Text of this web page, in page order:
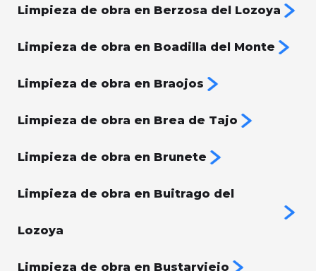
Limpieza de obra en Berzosa del Lozoya
Limpieza de obra en Boadilla del Monte
Limpieza de obra en Braojos
Limpieza de obra en Brea de Tajo
Limpieza de obra en Brunete
Limpieza de obra en Buitrago del
Lozoya
Limpieza de obra en Bustarviejo